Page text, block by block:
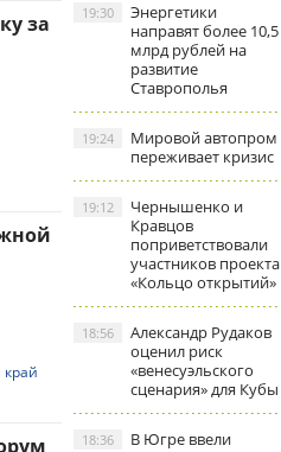
за
Энергетики
направят более 10,5
млрд рублей на
развитие
Ставрополья
19:30
Мировой автопром
переживает кризис
19:24
Чернышенко и
Кравцов
поприветствовали
участников проекта
«Кольцо открытий»
19:12
Александр Рудаков
оценил риск
«венесуэльского
сценария» для Кубы
18:56
В Югре ввели
18:36